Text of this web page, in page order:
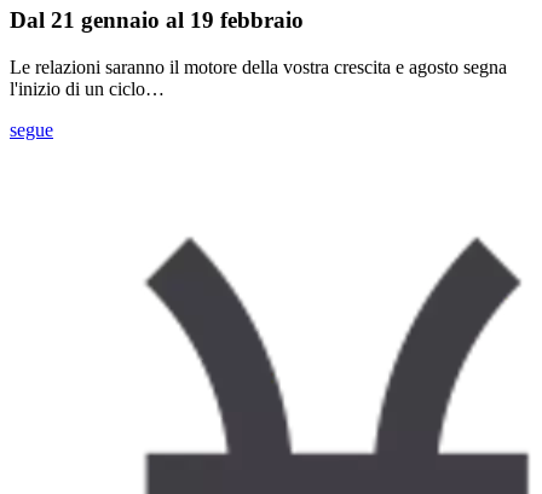
Dal 21 gennaio al 19 febbraio
Le relazioni saranno il motore della vostra crescita e agosto segna
l'inizio di un ciclo…
segue